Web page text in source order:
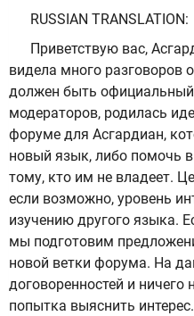
RUSSIAN TRANSLATION:
Приветствую вас,
видела много разговоров
должен быть
модераторов, родилась
форуме для Асгардиан,
новый язык, либо помочь
тому, кто им не владеет.
если возможно, уровень
изучению другого языка.
мы подготовим
новой ветки форума. На
договоренностей и ничего
попытка выяснить